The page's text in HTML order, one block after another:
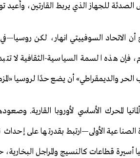
الصدئة للجهاز الذي يربط القارتين،
الاتحاد السوفييتي انهار، لكن
فإن هذه السمة السياسية-الثقافية
الحر والديمقراطي» أن يضع حدًا لروسيا
المحرك الأساسي لأوروبا القارية.
الصناعية الأولى—ارتبط بقدرتها على
أسيرة قطاعات كالنسيج والمراجل البخارية،